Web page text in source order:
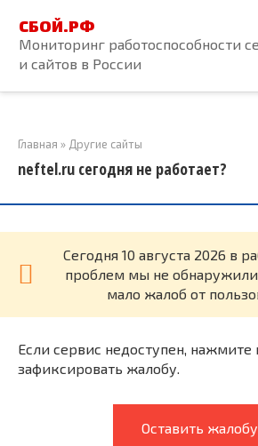
контенту
СБОЙ.РФ
Мониторинг работоспособности
и сайтов в России
Главная » Другие сайты
neftel.ru сегодня не работает?
Cегодня 10 августа 2026 в
проблем мы не
мало жалоб от
Если сервис недоступен, нажмите
зафиксировать жалобу.
Оставить жалобу